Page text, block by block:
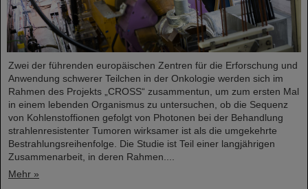
Zwei der führenden europäischen Zentren für die Erforschung und
Anwendung schwerer Teilchen in der Onkologie werden sich im
Rahmen des Projekts „CROSS“ zusammentun, um zum ersten Mal
in einem lebenden Organismus zu untersuchen, ob die Sequenz
von Kohlenstoffionen gefolgt von Photonen bei der Behandlung
strahlenresistenter Tumoren wirksamer ist als die umgekehrte
Bestrahlungsreihenfolge. Die Studie ist Teil einer langjährigen
Zusammenarbeit, in deren Rahmen....
Mehr »